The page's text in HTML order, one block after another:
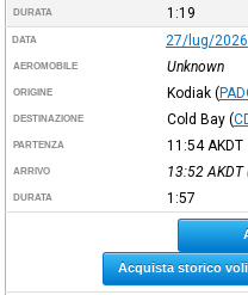
DURATA 1:19
DATA 27/lug/2026
AEROMOBILE Unknown
ORIGINE Kodiak (
DESTINAZIONE Cold Bay (
PARTENZA 11:54 AKDT
ARRIVO 13:52 AKDT
DURATA 1:57
Acquista storico